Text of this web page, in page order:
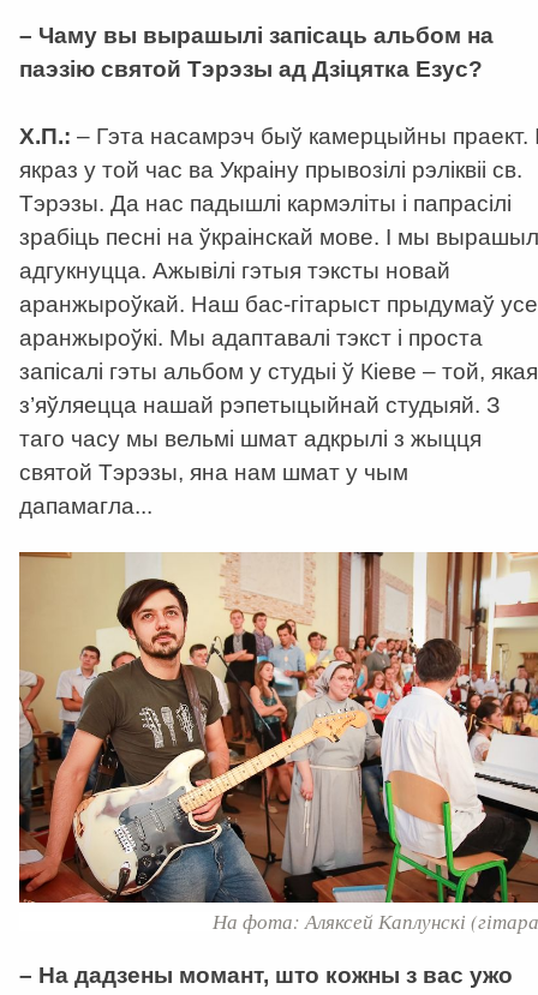
– Чаму вы вырашылі запісаць альбом на
паэзію святой Тэрэзы ад Дзіцятка Езус?
Х.П.: – Гэта насамрэч быў камерцыйны праект.
якраз у той час ва Украіну прывозілі рэліквіі св.
Тэрэзы. Да нас падышлі кармэліты і папрасілі
зрабіць песні на ўкраінскай мове. І мы
адгукнуцца. Ажывілі гэтыя тэксты новай
аранжыроўкай. Наш бас-гітарыст прыдумаў усе
аранжыроўкі. Мы адаптавалі тэкст і проста
запісалі гэты альбом у студыі ў Кіеве – той, якая
з’яўляецца нашай рэпетыцыйнай студыяй. З
таго часу мы вельмі шмат адкрылі з жыцця
святой Тэрэзы, яна нам шмат у чым
дапамагла...
На фота: Аляксей Каплунскі
– На дадзены момант, што кожны з вас ужо